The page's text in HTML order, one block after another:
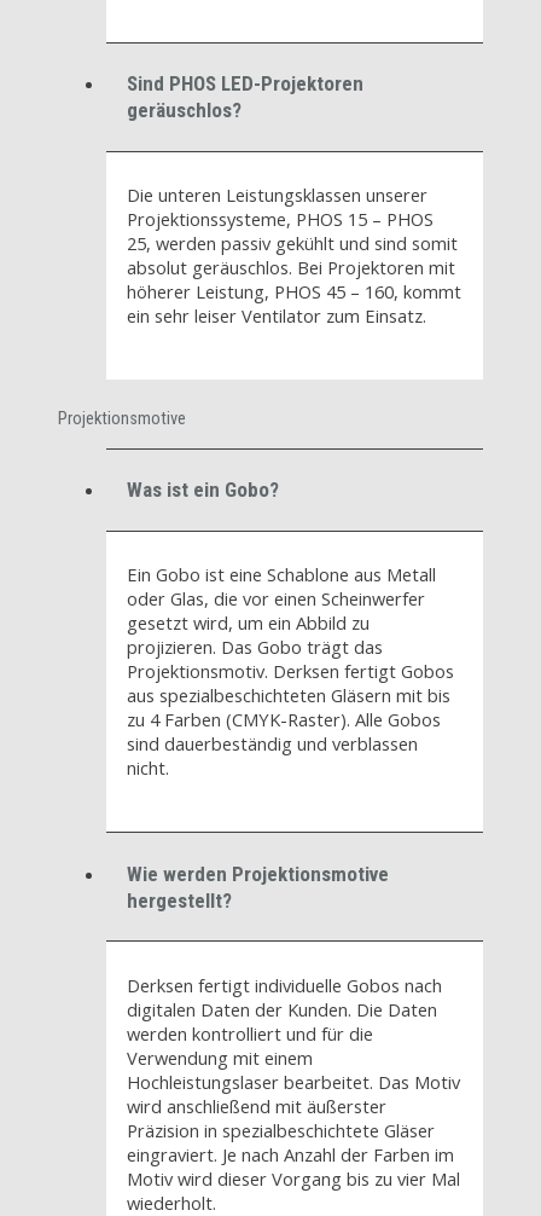
Sind PHOS LED-Projektoren
geräuschlos?
Die unteren Leistungsklassen unserer
Projektionssysteme, PHOS 15 – PHOS
25, werden passiv gekühlt und sind somit
absolut geräuschlos. Bei Projektoren mit
höherer Leistung, PHOS 45 – 160, kommt
ein sehr leiser Ventilator zum Einsatz.
Projektionsmotive
Was ist ein Gobo?
Ein Gobo ist eine Schablone aus Metall
oder Glas, die vor einen Scheinwerfer
gesetzt wird, um ein Abbild zu
projizieren. Das Gobo trägt das
Projektionsmotiv. Derksen fertigt Gobos
aus spezialbeschichteten Gläsern mit bis
zu 4 Farben (CMYK-Raster). Alle Gobos
sind dauerbeständig und verblassen
nicht.
Wie werden Projektionsmotive
hergestellt?
Derksen fertigt individuelle Gobos nach
digitalen Daten der Kunden. Die Daten
werden kontrolliert und für die
Verwendung mit einem
Hochleistungslaser bearbeitet. Das Motiv
wird anschließend mit äußerster
Präzision in spezialbeschichtete Gläser
eingraviert. Je nach Anzahl der Farben im
Motiv wird dieser Vorgang bis zu vier Mal
wiederholt.